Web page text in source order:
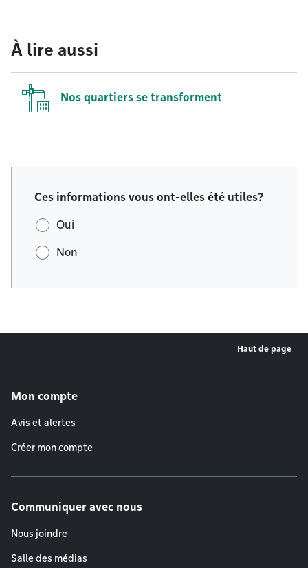
À lire aussi
Nos quartiers se transforment
Ces informations vous ont-elles été utiles?
Oui
Non
Haut de page
Mon compte
Avis et alertes
Créer mon compte
Communiquer avec nous
Nous joindre
Salle des médias